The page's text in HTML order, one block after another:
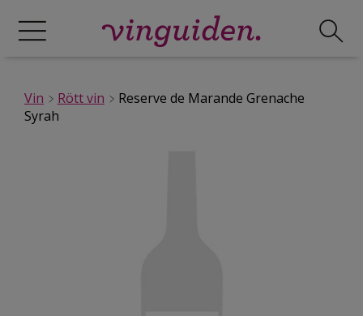
Vin Rött vin
Reserve de Marande Grenache
Syrah